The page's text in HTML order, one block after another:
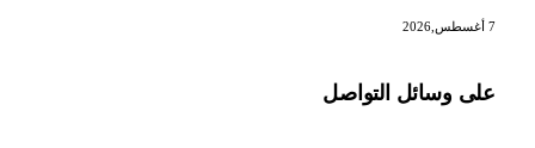
على وسائل التواصل